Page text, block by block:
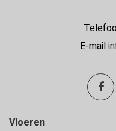
E-mail
Vloeren